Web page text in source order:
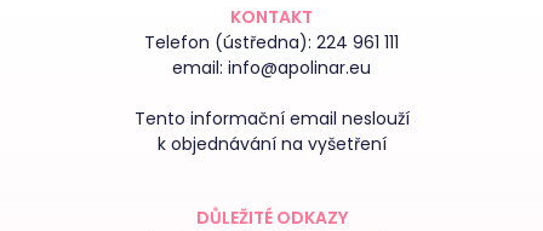
KONTAKT
Telefon (ústředna): 224 961 111
email: info@apolinar.eu
Tento informační email neslouží
k objednávání na vyšetření
DŮLEŽITÉ ODKAZY